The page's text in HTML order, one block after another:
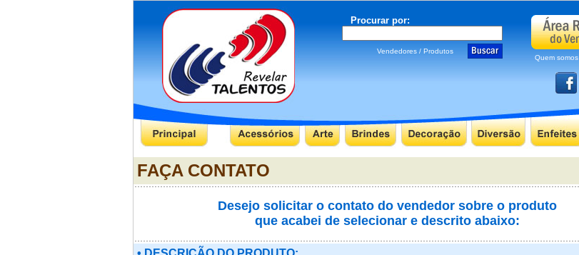
Procurar por:
Vendedores / Produtos
Quem somos
FAÇA CONTATO
Desejo solicitar o contato do vendedor sobre o produto
que acabei de selecionar e descrito abaixo: